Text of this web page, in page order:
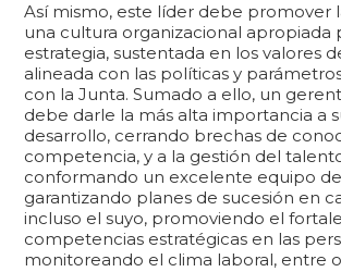
Así mismo, este líder debe promover
una cultura organizacional apropiada
estrategia, sustentada en los valores
alineada con las políticas y
con la Junta. Sumado a ello, un
debe darle la más alta importancia a
desarrollo, cerrando brechas de
competencia, y a la gestión del
conformando un excelente equipo
garantizando planes de sucesión en
incluso el suyo, promoviendo el
competencias estratégicas en las
monitoreando el clima laboral, entre